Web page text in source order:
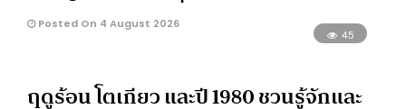
Posted On 4 August 2026
45
ฤดูร้อน โตเกียว และปี 1980 ชวนรู้จักและ